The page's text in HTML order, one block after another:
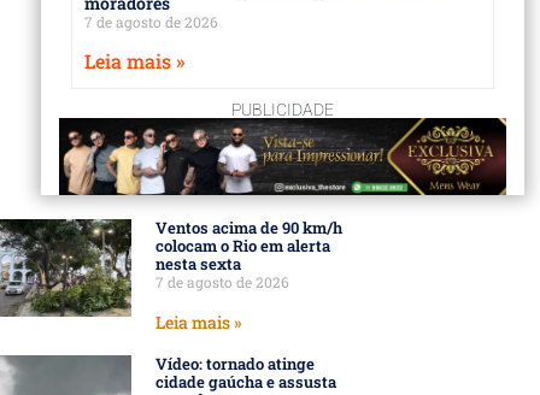
7 de agosto de 2026
Leia mais »
PUBLICIDADE
Ventos acima de 90 km/h
colocam o Rio em alerta
nesta sexta
7 de agosto de 2026
Leia mais »
Vídeo: tornado atinge
cidade gaúcha e assusta